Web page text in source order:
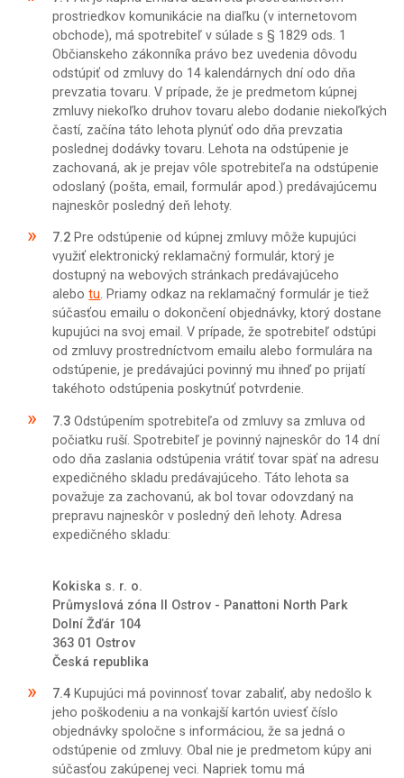
prostriedkov komunikácie na diaľku (v internetovom
obchode), má spotrebiteľ v súlade s § 1829 ods. 1
Občianskeho zákonníka právo bez uvedenia dôvodu
odstúpiť od zmluvy do 14 kalendárnych dní odo dňa
prevzatia tovaru. V prípade, že je predmetom kúpnej
zmluvy niekoľko druhov tovaru alebo dodanie niekoľkých
častí, začína táto lehota plynúť odo dňa prevzatia
poslednej dodávky tovaru. Lehota na odstúpenie je
zachovaná, ak je prejav vôle spotrebiteľa na odstúpenie
odoslaný (pošta, email, formulár apod.) predávajúcemu
najneskôr posledný deň lehoty.
7.2 Pre odstúpenie od kúpnej zmluvy môže kupujúci
využiť elektronický reklamačný formulár, ktorý je
dostupný na webových stránkach predávajúceho
alebotu. Priamy odkaz na reklamačný formulár je tiež
súčasťou emailu o dokončení objednávky, ktorý dostane
kupujúci na svoj email. V prípade, že spotrebiteľ odstúpi
od zmluvy prostredníctvom emailu alebo formulára na
odstúpenie, je predávajúci povinný mu ihneď po prijatí
takéhoto odstúpenia poskytnúť potvrdenie.
7.3 Odstúpením spotrebiteľa od zmluvy sa zmluva od
počiatku ruší. Spotrebiteľ je povinný najneskôr do 14 dní
odo dňa zaslania odstúpenia vrátiť tovar späť na adresu
expedičného skladu predávajúceho. Táto lehota sa
považuje za zachovanú, ak bol tovar odovzdaný na
prepravu najneskôr v posledný deň lehoty. Adresa
expedičného skladu:
Kokiska s. r. o.
Průmyslová zóna II Ostrov - Panattoni North Park
Dolní Žďár 104
363 01 Ostrov
Česká republika
7.4 Kupujúci má povinnosť tovar zabaliť, aby nedošlo k
jeho poškodeniu a na vonkajší kartón uviesť číslo
objednávky spoločne s informáciou, že sa jedná o
odstúpenie od zmluvy. Obal nie je predmetom kúpy ani
súčasťou zakúpenej veci. Napriek tomu má